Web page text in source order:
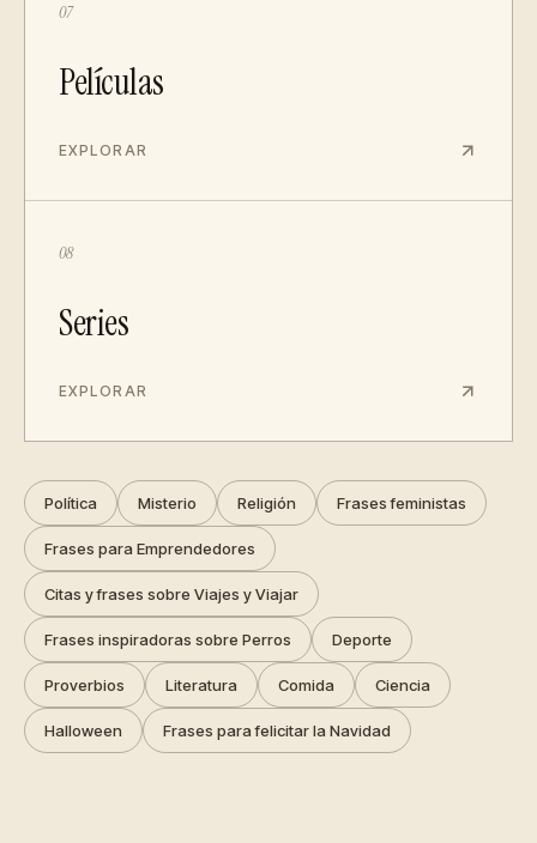
07
Películas
EXPLORAR
08
Series
EXPLORAR
Política Misterio Religión Frases feministas
Frases para Emprendedores
Citas y frases sobre Viajes y Viajar
Frases inspiradoras sobre Perros Deporte
Proverbios Literatura Comida Ciencia
Halloween Frases para felicitar la Navidad